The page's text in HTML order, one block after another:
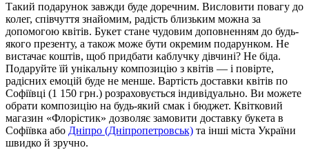
Такий подарунок завжди буде доречним. Висловити повагу до
колег, співчуття знайомим, радість близьким можна за
допомогою квітів. Букет стане чудовим доповненням до будь-
якого презенту, а також може бути окремим подарунком. Не
вистачає коштів, щоб придбати каблучку дівчині? Не біда.
Подаруйте їй унікальну композицію з квітів — і повірте,
радісних емоцій буде не менше. Вартість доставки квітів по
Софіївці (1 150 грн.) розраховується індивідуально. Ви можете
обрати композицію на будь-який смак і бюджет. Квітковий
магазин «Флорістик» дозволяє замовити доставку букета в
Софіївка або Дніпро (Дніпропетровськ) та інші міста України
швидко й зручно.